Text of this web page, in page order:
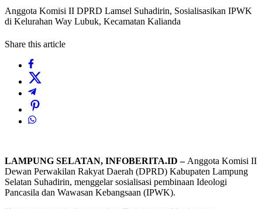
Anggota Komisi II DPRD Lamsel Suhadirin, Sosialisasikan IPWK
di Kelurahan Way Lubuk, Kecamatan Kalianda
Share this article
LAMPUNG SELATAN, INFOBERITA.ID – Anggota Komisi II
Dewan Perwakilan Rakyat Daerah (DPRD) Kabupaten Lampung
Selatan Suhadirin, menggelar sosialisasi pembinaan Ideologi
Pancasila dan Wawasan Kebangsaan (IPWK).